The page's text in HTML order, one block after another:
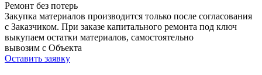
Ремонт без потерь
Закупка материалов производится только после согласования
с Заказчиком. При заказе капитального ремонта под ключ
выкупаем остатки материалов, самостоятельно
вывозим с Объекта
Оставить заявку